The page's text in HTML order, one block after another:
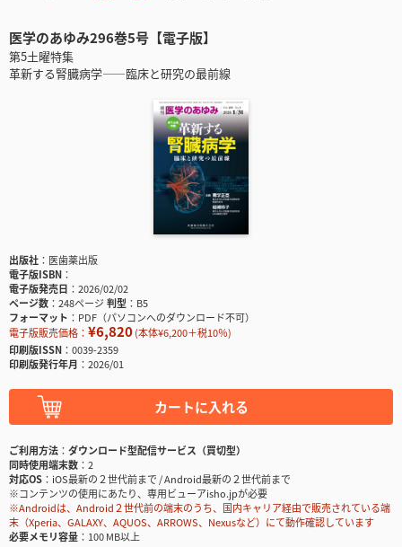
医学のあゆみ296巻5号【電子版】
第5土曜特集
革新する腎臓病学――臨床と研究の最前線
出版社
医歯薬出版
電子版ISBN
電子版発売日
2026/02/02
ページ数
248ページ判型
B5
フォーマット
PDF（パソコンへのダウンロード不可）
電子版販売価格： ¥6,820(本体¥6,200＋税10％)
印刷版ISSN
0039-2359
印刷版発行年月
2026/01
カートに入れる
ご利用方法
ダウンロード型配信サービス（買切型）
同時使用端末数
2
対応OS
iOS最新の２世代前まで / Android最新の２世代前まで
※コンテンツの使用にあたり、専用ビューアisho.jpが必要
※Androidは、Android２世代前の端末のうち、国内キャリア経由で販売されている端
末（Xperia、GALAXY、AQUOS、ARROWS、Nexusなど）にて動作確認しています
必要メモリ容量
100 MB以上